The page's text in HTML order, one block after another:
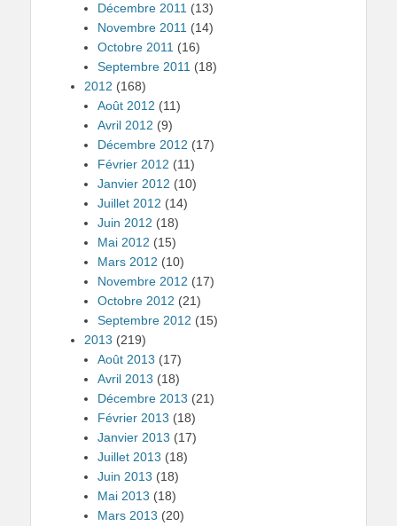
Décembre 2011 (13)
Novembre 2011 (14)
Octobre 2011 (16)
Septembre 2011 (18)
2012 (168)
Août 2012 (11)
Avril 2012 (9)
Décembre 2012 (17)
Février 2012 (11)
Janvier 2012 (10)
Juillet 2012 (14)
Juin 2012 (18)
Mai 2012 (15)
Mars 2012 (10)
Novembre 2012 (17)
Octobre 2012 (21)
Septembre 2012 (15)
2013 (219)
Août 2013 (17)
Avril 2013 (18)
Décembre 2013 (21)
Février 2013 (18)
Janvier 2013 (17)
Juillet 2013 (18)
Juin 2013 (18)
Mai 2013 (18)
Mars 2013 (20)